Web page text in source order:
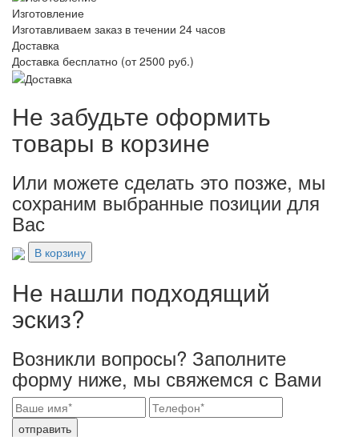
Изготовление
Изготавливаем заказ в течении 24 часов
Доставка
Доставка бесплатно (от 2500 руб.)
Не забудьте оформить
товары в корзине
Или можете сделать это позже, мы
сохраним выбранные позиции для
Вас
В корзину
Не нашли подходящий
эскиз?
Возникли вопросы? Заполните
форму ниже, мы свяжемся с Вами
отправить